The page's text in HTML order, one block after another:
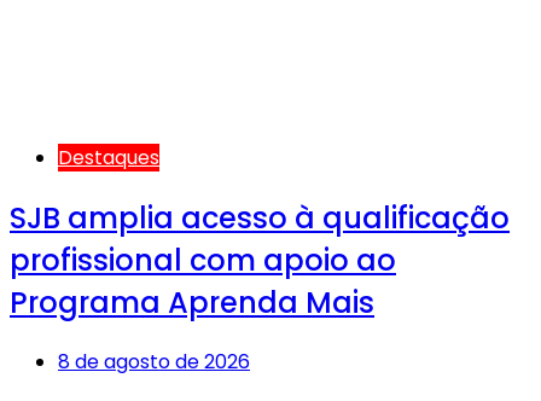
Destaques
SJB amplia acesso à qualificação
profissional com apoio ao
Programa Aprenda Mais
8 de agosto de 2026